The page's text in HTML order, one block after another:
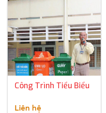
Công Trình Tiểu Biểu
Liên hệ